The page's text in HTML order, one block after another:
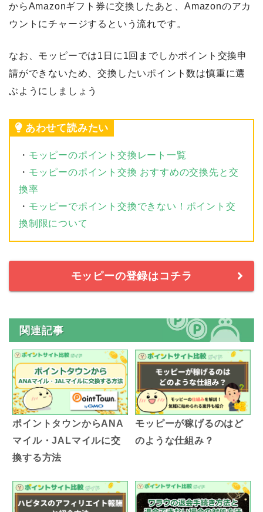
からAmazonギフト券に交換したあと、Amazonのアカ
ウントにチャージするという流れです。
なお、モッピーでは1日に1回までしかポイント交換申
請ができないため、交換したいポイント数は慎重に選
ぶようにしましょう
あわせて読みたい
・ モッピーのポイント交換レート一覧
・ モッピーのポイント交換 おすすめの交換先と交
換率
・ モッピーでポイント交換できない！ポイント交
換制限について
モッピーの登録はコチラ
関連記事
ポイントタウンからANA
マイル・JALマイルに交
換する方法
モッピーが稼げるのはど
のような仕組み？